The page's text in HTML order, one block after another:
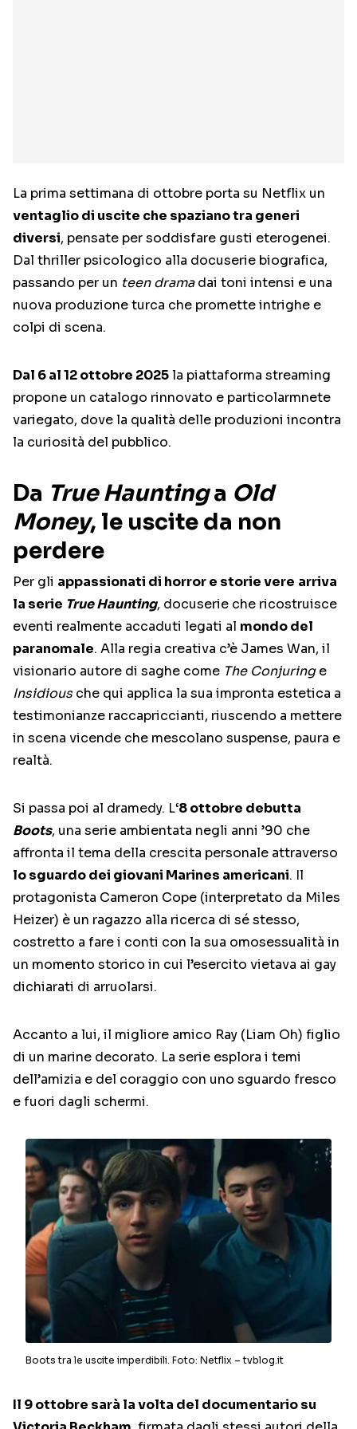
La prima settimana di ottobre porta su Netflix un
ventaglio di uscite che spaziano tra generi
diversi, pensate per soddisfare gusti eterogenei.
Dal thriller psicologico alla docuserie biografica,
passando per un teen dramadai toni intensi e una
nuova produzione turca che promette intrighe e
colpi di scena.
Dal 6 al 12 ottobre 2025la piattaforma streaming
propone un catalogo rinnovato e particolarmnete
variegato, dove la qualità delle produzioni incontra
la curiosità del pubblico.
Da True Hauntinga Old
Money, le uscite da non
perdere
Per gli appassionati di horror e storie vere arriva
la serie True Haunting, docuserie che ricostruisce
eventi realmente accaduti legati al mondo del
paranomale. Alla regia creativa c’è James Wan, il
visionario autore di saghe come The Conjuringe
Insidiousche qui applica la sua impronta estetica a
testimonianze raccapriccianti, riuscendo a mettere
in scena vicende che mescolano suspense, paura e
realtà.
Si passa poi al dramedy. L‘8 ottobre debutta
Boots, una serie ambientata negli anni ’90 che
affronta il tema della crescita personale attraverso
lo sguardo dei giovani Marines americani. Il
protagonista Cameron Cope (interpretato da Miles
Heizer) è un ragazzo alla ricerca di sé stesso,
costretto a fare i conti con la sua omosessualità in
un momento storico in cui l’esercito vietava ai gay
dichiarati di arruolarsi.
Accanto a lui, il migliore amico Ray (Liam Oh) figlio
di un marine decorato. La serie esplora i temi
dell’amizia e del coraggio con uno sguardo fresco
e fuori dagli schermi.
Boots tra le uscite imperdibili. Foto: Netflix – tvblog.it
Il 9 ottobre sarà la volta del documentario su